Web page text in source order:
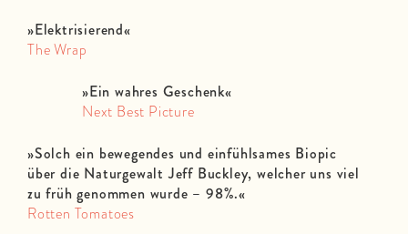
»Elektrisierend«
The Wrap
»Ein wahres Geschenk«
Next Best Picture
»Solch ein bewegendes und einfühlsames Biopic
über die Naturgewalt Jeff Buckley, welcher uns viel
zu früh genommen wurde – 98%.«
Rotten Tomatoes